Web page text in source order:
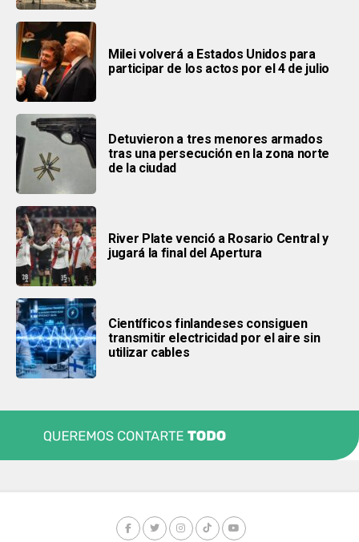
Milei volverá a Estados Unidos para
participar de los actos por el 4 de julio
Detuvieron a tres menores armados
tras una persecución en la zona norte
de la ciudad
River Plate venció a Rosario Central y
jugará la final del Apertura
Científicos finlandeses consiguen
transmitir electricidad por el aire sin
utilizar cables